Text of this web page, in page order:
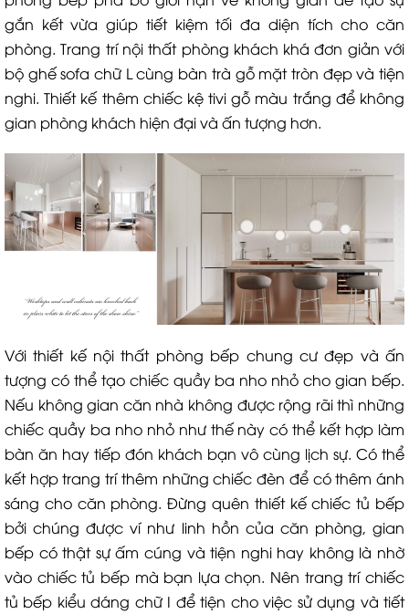
gắn kết vừa giúp tiết kiệm tối đa diện tích cho căn
phòng. Trang trí nội thất phòng khách khá đơn giản với
bộ ghế sofa chữ L cùng bàn trà gỗ mặt tròn đẹp và tiện
nghi. Thiết kế thêm chiếc kệ tivi gỗ màu trắng để không
gian phòng khách hiện đại và ấn tượng hơn.
Với thiết kế nội thất phòng bếp chung cư đẹp và ấn
tượng có thể tạo chiếc quầy ba nho nhỏ cho gian bếp.
Nếu không gian căn nhà không được rộng rãi thì những
chiếc quầy ba nho nhỏ như thế này có thể kết hợp làm
bàn ăn hay tiếp đón khách bạn vô cùng lịch sự. Có thể
kết hợp trang trí thêm những chiếc đèn để có thêm ánh
sáng cho căn phòng. Đừng quên thiết kế chiếc tủ bếp
bởi chúng được ví như linh hồn của căn phòng, gian
bếp có thật sự ấm cúng và tiện nghi hay không là nhờ
vào chiếc tủ bếp mà bạn lựa chọn. Nên trang trí chiếc
tủ bếp kiểu dáng chữ I để tiện cho việc sử dụng và tiết